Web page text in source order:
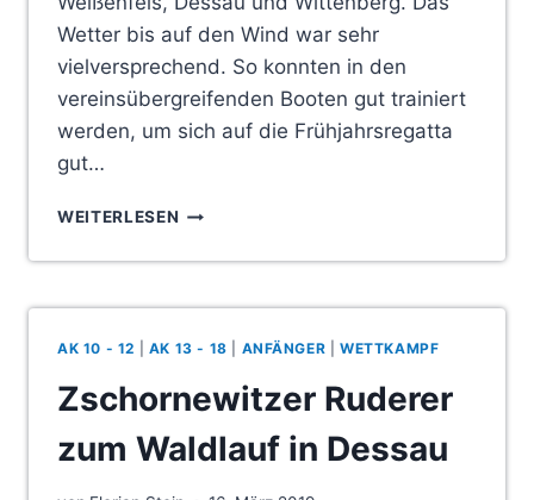
Wetter bis auf den Wind war sehr
vielversprechend. So konnten in den
vereinsübergreifenden Booten gut trainiert
werden, um sich auf die Frühjahrsregatta
gut…
WEITERLESEN TRAININGSLAGER
ANSCHLIESSEND U
SCHORNEWITZER R
EGATTA
AK 10 - 12 AK 13 - 18 ANFÄNGER |WETTKAMPF
Zschornewitzer Ruderer
zum Waldlauf in Dessau